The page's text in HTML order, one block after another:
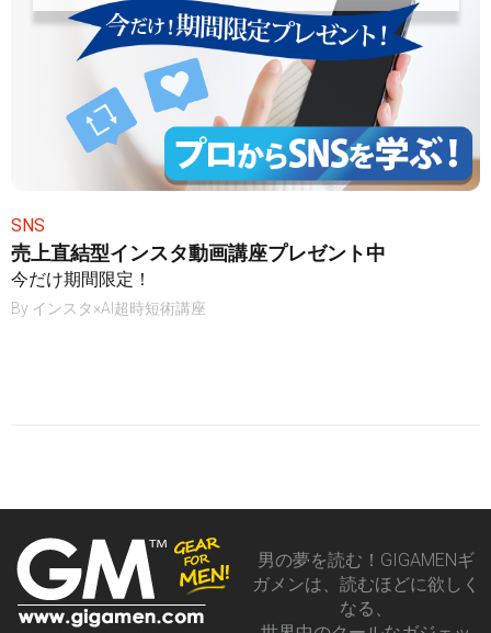
SNS
売上直結型インスタ動画講座プレゼント中
今だけ期間限定！
By インスタ×AI超時短術講座
男の夢を読む！GIGAMENギ
ガメンは、読むほどに欲しく
なる、